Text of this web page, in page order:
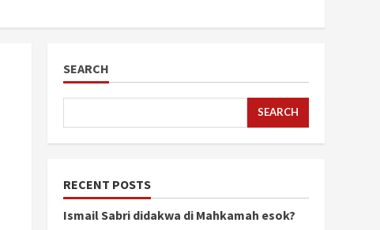
SEARCH
SEARCH
RECENT POSTS
Ismail Sabri didakwa di Mahkamah esok?